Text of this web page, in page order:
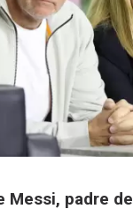
Messi, padre